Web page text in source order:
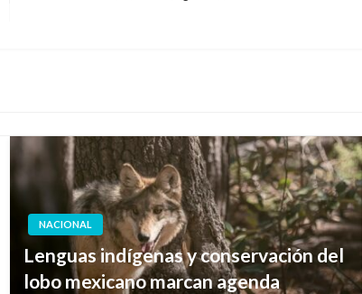
NACIONAL
Lenguas indígenas y conservación del
lobo mexicano marcan agenda